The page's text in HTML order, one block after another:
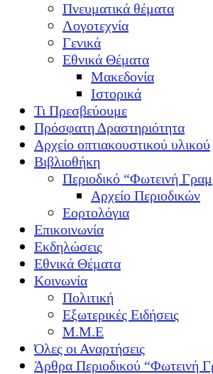
Πνευματικά θέματα
Λογοτεχνία
Γενικά
Εθνικά Θέματα
Μακεδονία
Ιστορικά
Τι Πρεσβεύουμε
Πρόσφατη Δραστηριότητα
Αρχείο οπτιακουστικού υλικού
Βιβλιοθήκη
Περιοδικό “Φωτεινή
Αρχείο Περιοδικών
Εορτολόγια
Επικοινωνία
Εκδηλώσεις
Εθνικά Θέματα
Κοινωνία
Πολιτική
Εξωτερικές Ειδήσεις
Μ.Μ.Ε
Όλες οι Αναρτήσεις
Άρθρα Περιοδικού “Φωτεινή